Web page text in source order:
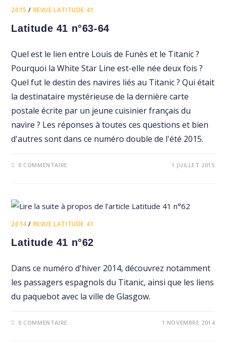
2015 / REVUE LATITUDE 41
Latitude 41 n°63-64
Quel est le lien entre Louis de Funès et le Titanic ?
Pourquoi la White Star Line est-elle née deux fois ?
Quel fut le destin des navires liés au Titanic ? Qui était
la destinataire mystérieuse de la dernière carte
postale écrite par un jeune cuisinier français du
navire ? Les réponses à toutes ces questions et bien
d'autres sont dans ce numéro double de l'été 2015.
0 COMMENTAIRE 1 JUILLET 2015
2014 / REVUE LATITUDE 41
Latitude 41 n°62
Dans ce numéro d'hiver 2014, découvrez notamment
les passagers espagnols du Titanic, ainsi que les liens
du paquebot avec la ville de Glasgow.
0 COMMENTAIRE 1 NOVEMBRE 2014